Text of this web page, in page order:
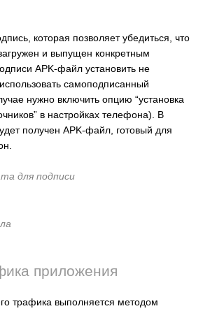
которая позволяет убедиться, что
и выпущен конкретным
APK-файл установить не
самоподписанный
нужно включить опцию “установка
в настройках телефона). В
получен APK-файл, готовый для
для подписи
приложения
трафика выполняется методом